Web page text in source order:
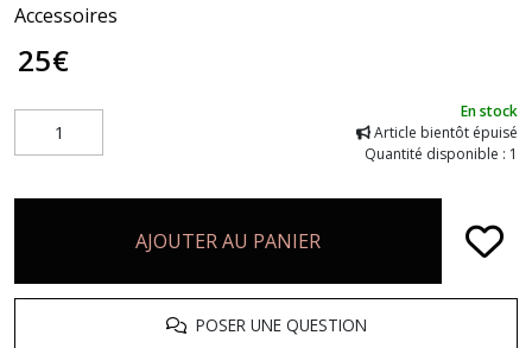
Accessoires
25€
En stock
Article bientôt épuisé
Quantité disponible : 1
AJOUTER AU PANIER
POSER UNE QUESTION